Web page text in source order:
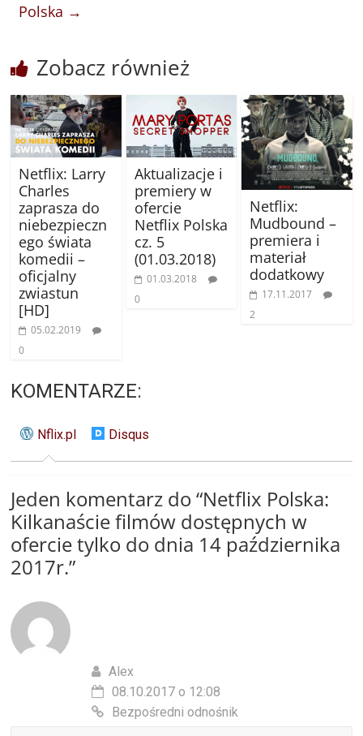
Polska →
Zobacz również
Netflix: Larry
Charles
zaprasza do
niebezpieczn
ego świata
komedii –
oficjalny
zwiastun
[HD]
05.02.2019
0
Aktualizacje i
premiery w
ofercie
Netflix Polska
cz. 5
(01.03.2018)
01.03.2018
0
Netflix:
Mudbound –
premiera i
materiał
dodatkowy
17.11.2017
2
KOMENTARZE:
Nflix.pl Disqus
Jeden komentarz do “Netflix Polska:
Kilkanaście filmów dostępnych w
ofercie tylko do dnia 14 października
2017r.”
Alex
08.10.2017 o 12:08
Bezpośredni odnośnik